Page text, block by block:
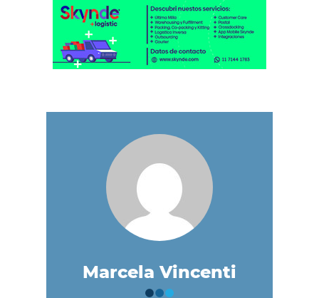
Marcela Vincenti